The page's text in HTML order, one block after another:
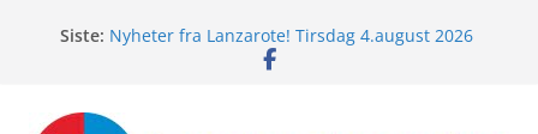
Siste: Nyheter fra Lanzarote! Tirsdag 4.august 2026
Lanzarotes enestående fugleliv